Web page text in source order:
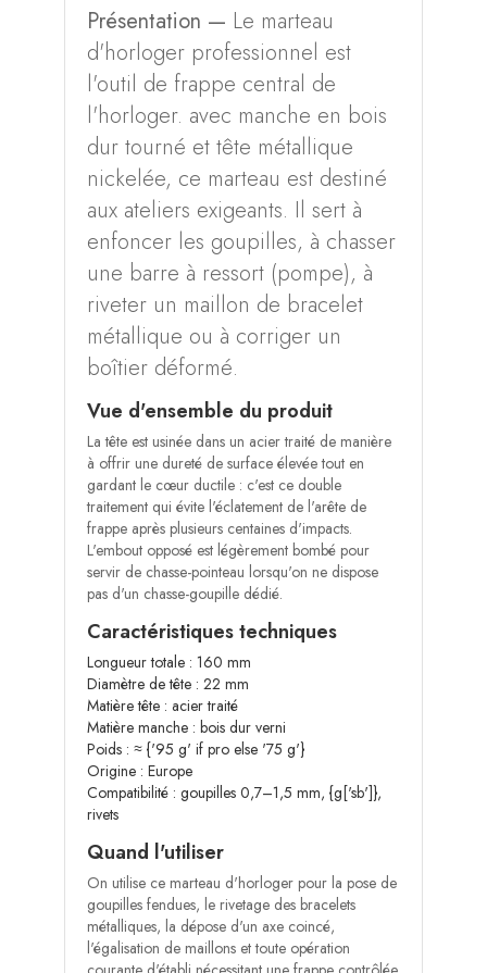
Présentation — Le marteau
d'horloger professionnel est
l'outil de frappe central de
l'horloger. avec manche en bois
dur tourné et tête métallique
nickelée, ce marteau est destiné
aux ateliers exigeants. Il sert à
enfoncer les goupilles, à chasser
une barre à ressort (pompe), à
riveter un maillon de bracelet
métallique ou à corriger un
boîtier déformé.
Vue d'ensemble du produit
La tête est usinée dans un acier traité de manière
à offrir une dureté de surface élevée tout en
gardant le cœur ductile : c'est ce double
traitement qui évite l'éclatement de l'arête de
frappe après plusieurs centaines d'impacts.
L'embout opposé est légèrement bombé pour
servir de chasse-pointeau lorsqu'on ne dispose
pas d'un chasse-goupille dédié.
Caractéristiques techniques
Longueur totale : 160 mm
Diamètre de tête : 22 mm
Matière tête : acier traité
Matière manche : bois dur verni
Poids : ≈ {'95 g' if pro else '75 g'}
Origine : Europe
Compatibilité : goupilles 0,7–1,5 mm, {g['sb']},
rivets
Quand l'utiliser
On utilise ce marteau d'horloger pour la pose de
goupilles fendues, le rivetage des bracelets
métalliques, la dépose d'un axe coincé,
l'égalisation de maillons et toute opération